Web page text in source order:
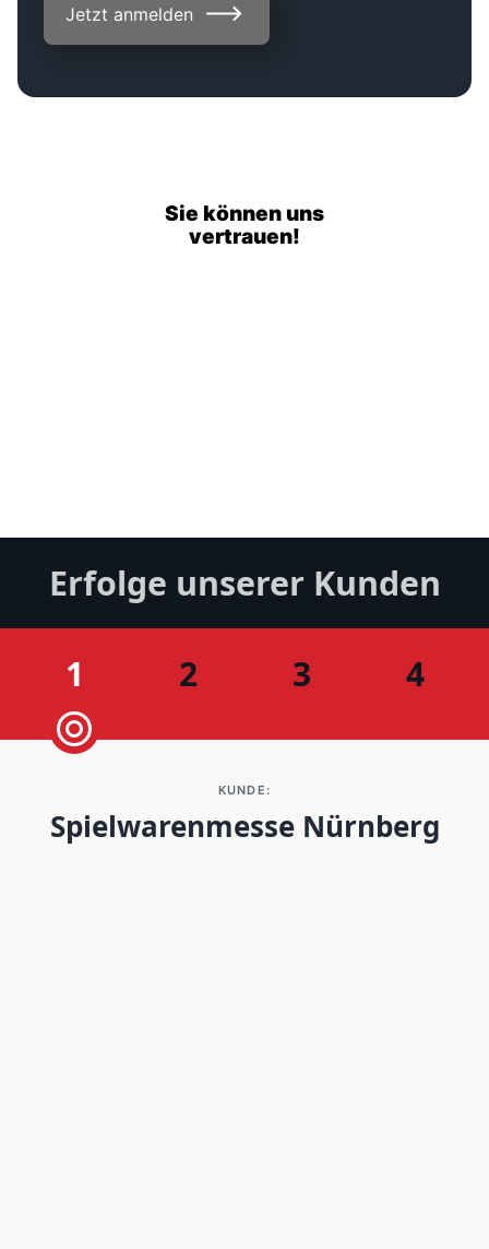
Sie können uns
vertrauen!
Erfolge unserer Kunden
1 2 3 4
KUNDE:
Spielwarenmesse Nürnberg